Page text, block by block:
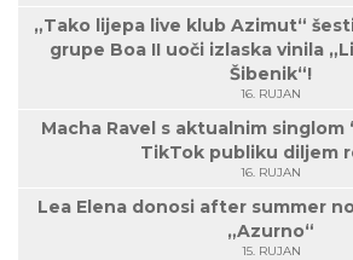
„Tako lijepa live klub Azimut“
grupe Boa II uoči izlaska vinila
Šibenik“!
16. RUJAN
Macha Ravel s aktualnim singlom
TikTok publiku diljem
16. RUJAN
Lea Elena donosi after summer
„Azurno“
15. RUJAN